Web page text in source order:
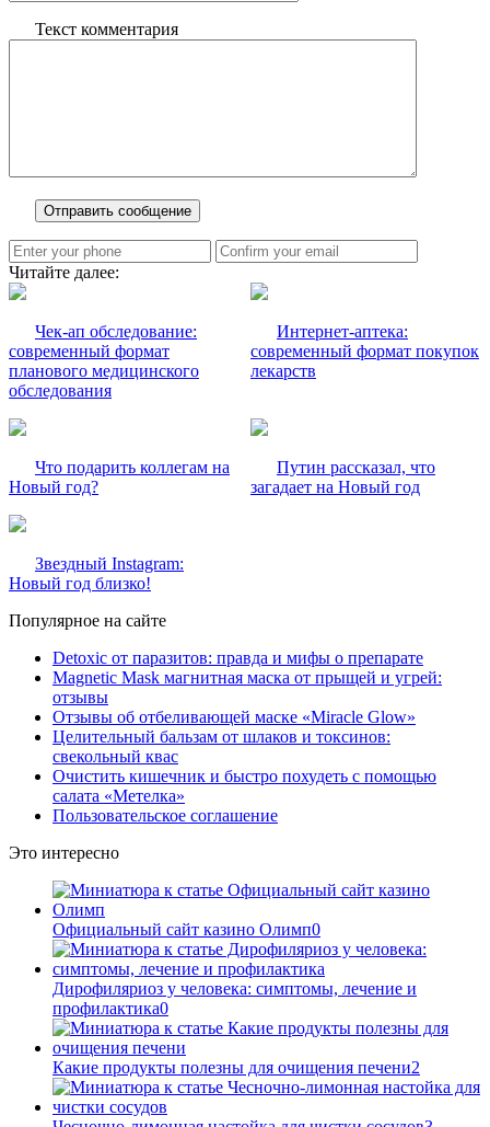
Текст комментария
Читайте далее:
Чек-ап обследование:
современный формат
планового медицинского
обследования
Интернет-аптека:
современный формат покупок
лекарств
Что подарить коллегам на
Новый год?
Путин рассказал, что
загадает на Новый год
Звездный Instagram:
Новый год близко!
Популярное на сайте
Detoxic от паразитов: правда и мифы о препарате
Magnetic Mask магнитная маска от прыщей и угрей:
отзывы
Отзывы об отбеливающей маске «Miracle Glow»
Целительный бальзам от шлаков и токсинов:
свекольный квас
Очистить кишечник и быстро похудеть с помощью
салата «Метелка»
Пользовательское соглашение
Это интересно
Официальный сайт казино Олимп0
Дирофиляриоз у человека: симптомы, лечение и
профилактика0
Какие продукты полезны для очищения печени2